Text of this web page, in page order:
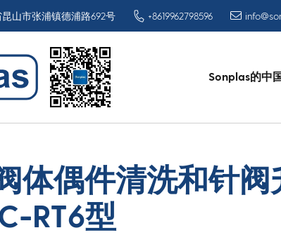
山市张浦镇德浦路692号 +8619962798596
Skip
Sonplas的中
体偶件清洗和针
RT6型